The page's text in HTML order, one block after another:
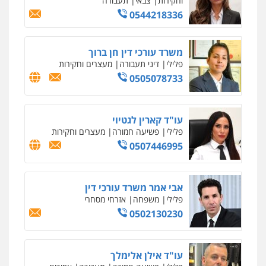
משרד עורכי דין פארס פלאח
פלילי צבאי צווארון לבן והונאה ביטוח לאומי
0549911449
עו"ד יניב זוסמן
פלילי כלכלי פשיעה חמורה מעצרים
וחקירות
0525199949
עו"ד אסף גונן
פלילי פשע חמור תעבורה צבא מעצרים
וחקירות
0542255161
גל דהן – משרד עורך דין פלילי
פלילי פשיעה חמורה סמים מעצרים
וחקירות
0544723840